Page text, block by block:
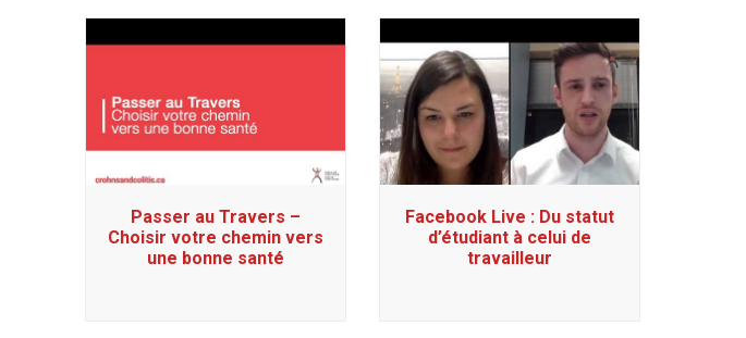
Passer au Travers –
Choisir votre chemin vers
une bonne santé
Facebook Live : Du statut
d’étudiant à celui de
travailleur